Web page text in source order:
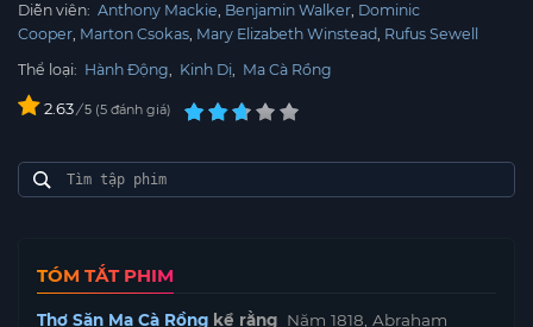
Diễn viên: Anthony Mackie Benjamin Walker Dominic
Cooper Marton Csokas Mary Elizabeth Winstead Rufus Sewell
Thể loại: Hành Động, Kinh Dị, Ma Cà Rồng
2.63/ 5 5 đánh giá
TÓM TẮT PHIM
Thợ Săn Ma Cà Rồng kể rằng Năm 1818, Abraham